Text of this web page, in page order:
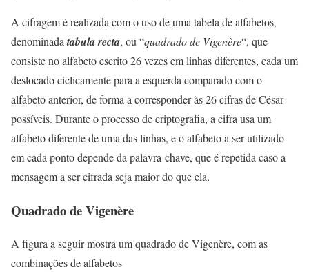
A cifragem é realizada com o uso de uma tabela de alfabetos,
denominadatabula recta, ou “quadrado de Vigenère“, que
consiste no alfabeto escrito 26 vezes em linhas diferentes, cada um
deslocado ciclicamente para a esquerda comparado com o
alfabeto anterior, de forma a corresponder às 26 cifras de César
possíveis. Durante o processo de criptografia, a cifra usa um
alfabeto diferente de uma das linhas, e o alfabeto a ser utilizado
em cada ponto depende da palavra-chave, que é repetida caso a
mensagem a ser cifrada seja maior do que ela.
Quadrado de Vigenère
A figura a seguir mostra um quadrado de Vigenère, com as
combinações de alfabetos